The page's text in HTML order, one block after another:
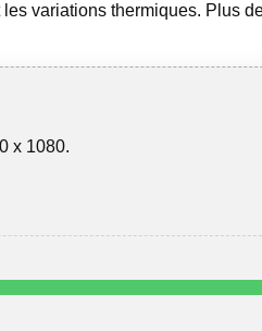
variations thermiques. Plus
x 1080.